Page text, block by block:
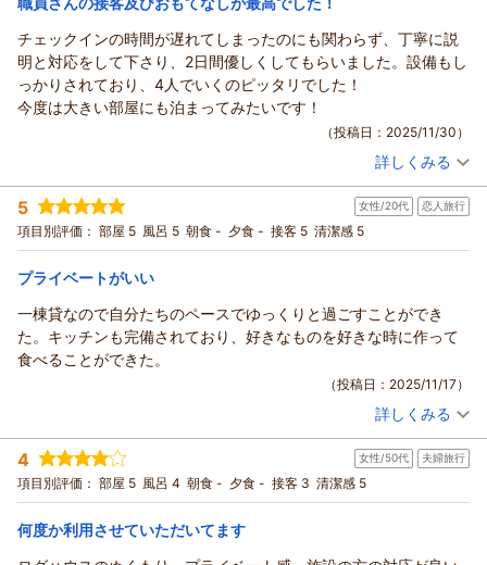
（返信日：2026/03/03）
カナディアンビレッジ モントリオールからの返信
ひとまつ様
いつもご利用いただきましてありがとうございます。
ごゆっくりとお過ごしいただけましたでしょうか。
この度は、高いご評価をいただき大変うれしく思っておりま
性格も様々、タイプも色々といったスタッフが、ご滞在中ご満
喫いただけますように、ご不便がないように、という思いを一
つにしてお客さまをお迎えしております。
お客様からいただく『お言葉』や『思い』をありがたく頂戴
し、皆様に『また来たい！』と思っていただけるよう、スタッ
寒い毎日が続いております、どうぞご自愛くださいませ。
ひとまつ様のまたのお越しをお待ちしております。
この度は、ご利用＆クチコミへのご投稿をいただきありがとう
（返信日：2026/01/26）
チェックインの時間が遅れてしまったのにも関わらず、丁寧に説
明と対応をして下さり、2日間優しくしてもらいました。設備もし
っかりされており、4人でいくのピッタリでした！
今度は大きい部屋にも泊まってみたいです！
（投稿日：2025/11/30）
投稿者： そらくんさん(男性/20代)
宿泊プラン： 【貸別荘／スタンダードプラン】スタイルに合わせた選べる６
タイプのログコテージ
その他 食事なし
宿泊価格帯： 5,001～6,000円(大人一人あたり/税込)
そらくん 様
この度は、ご利用いただきありがとうございました。
今回ご利用いただいた、Aタイプの棟は、一番リーズナブルな
お友達との有意義なお時間をお過ごしいただけたご様子、私ど
ももうれしくお思っております。
是非、次回は2階建てのBタイプ・川沿いのARタイプもおススメ
ですので利用してみてください。
その折には、また丁寧に、優しくご対応させていただきます。
（笑）
詳しくみる
5 女性/20代 恋人旅行
項目別評価： 部屋 5 風呂 5 朝食 - 夕食 - 接客 5 清潔感 5
プライベートがいい
一棟貸なので自分たちのペースでゆっくりと過ごすことができ
た。キッチンも完備されており、好きなものを好きな時に作って
食べることができた。
（投稿日：2025/11/17）
投稿者： ゆさん(女性/20代)
宿泊プラン： 【貸別荘／スタンダードプラン】スタイルに合わせた選べる６
タイプのログコテージ
その他 食事なし
宿泊価格帯： 10,001～11,000円(大人一人あたり/税込)
詳しくみる
4 女性/50代 夫婦旅行
項目別評価： 部屋 5 風呂 4 朝食 - 夕食 - 接客 3 清潔感 5
何度か利用させていただいてます